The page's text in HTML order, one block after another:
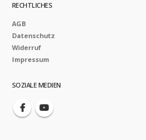
RECHTLICHES
AGB
Datenschutz
Widerruf
Impressum
SOZIALE MEDIEN